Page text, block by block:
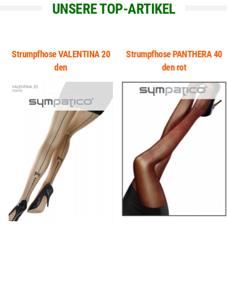
UNSERE TOP-ARTIKEL
Strumpfhose VALENTINA 20
den
Strumpfhose PANTHERA 40
den rot